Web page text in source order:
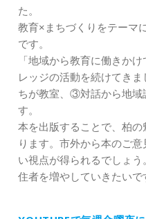
た。
教育×まちづくりをテーマ
です。
「地域から教育に働きか
レッジの活動を続けてき
ちが教室、③対話から地域
す。
本を出版することで、柏
ります。市外から本のご
い視点が得られるでしょ
住者を増やしていきたいで